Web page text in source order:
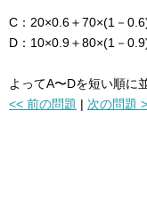
C：20×0.6＋70×(1－
D：10×0.9＋80×(1－
よってA〜Dを短い順に
<< 前の問題 | 次の問題